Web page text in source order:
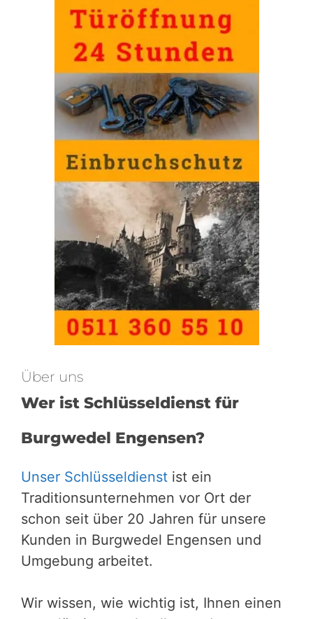
Über uns
Wer ist Schlüsseldienst für
Burgwedel Engensen?
Unser Schlüsseldienst ist ein
Traditionsunternehmen vor Ort der
schon seit über 20 Jahren für unsere
Kunden in Burgwedel Engensen und
Umgebung arbeitet.
Wir wissen, wie wichtig ist, Ihnen einen